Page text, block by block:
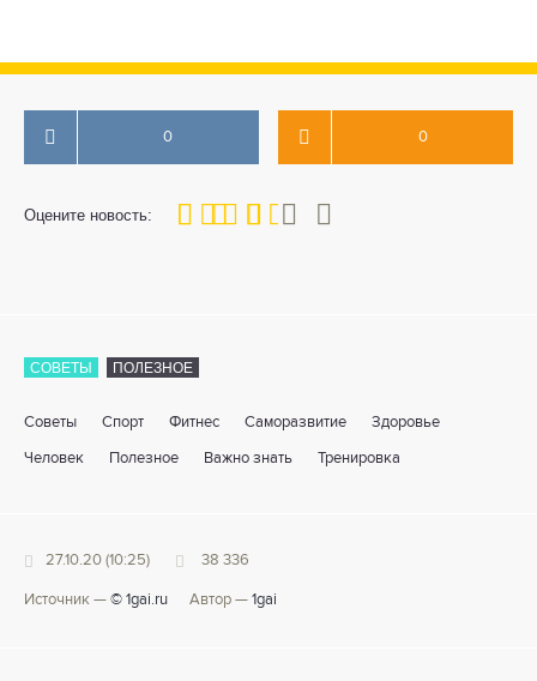
0 0
Оцените новость:
60
1 3 4 5
СОВЕТЫ ПОЛЕЗНОЕ
Советы Спорт Фитнес Саморазвитие Здоровье
Человек Полезное Важно знать Тренировка
27.10.20 (10:25) 38 336
Источник — © 1gai.ru Автор — 1gai